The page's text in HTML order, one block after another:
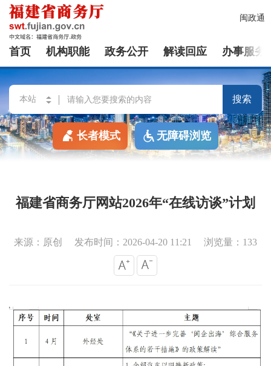
闽政通
首页 机构职能 政务公开 解读回应 办事服务
搜索
长者模式 无障碍浏览
福建省商务厅网站2026年“在线访谈”计划
来源：原创 发布时间：2026-04-20 11:21 浏览量：133